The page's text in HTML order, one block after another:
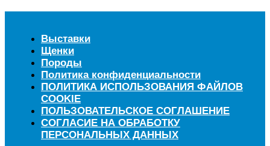
Выставки
Щенки
Породы
Политика конфиденциальности
ПОЛИТИКА ИСПОЛЬЗОВАНИЯ ФАЙЛОВ
COOKIE
ПОЛЬЗОВАТЕЛЬСКОЕ СОГЛАШЕНИЕ
СОГЛАСИЕ НА ОБРАБОТКУ
ПЕРСОНАЛЬНЫХ ДАННЫХ